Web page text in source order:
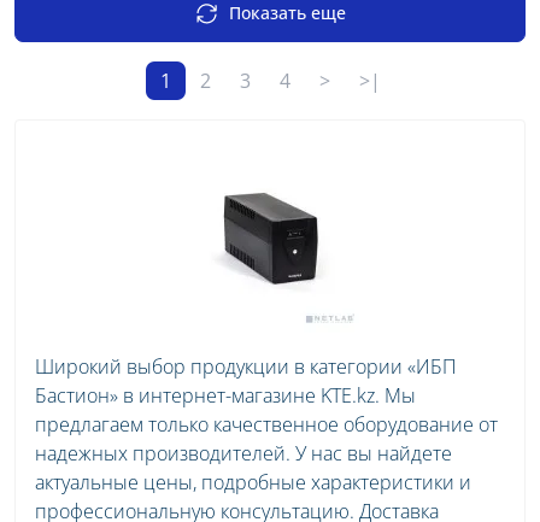
Показать еще
1 2 3 4 > >|
Широкий выбор продукции в категории «ИБП
Бастион» в интернет-магазине KTE.kz. Мы
предлагаем только качественное оборудование от
надежных производителей. У нас вы найдете
актуальные цены, подробные характеристики и
профессиональную консультацию. Доставка